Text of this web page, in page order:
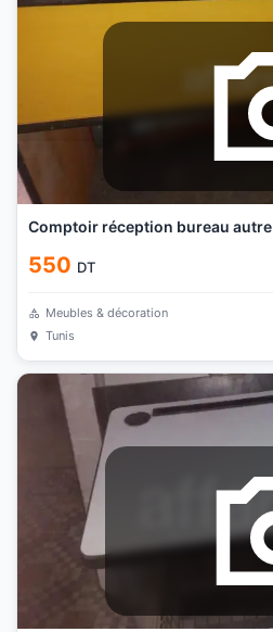
Comptoir réception bureau autre
550 DT
Meubles & décoration
Tunis